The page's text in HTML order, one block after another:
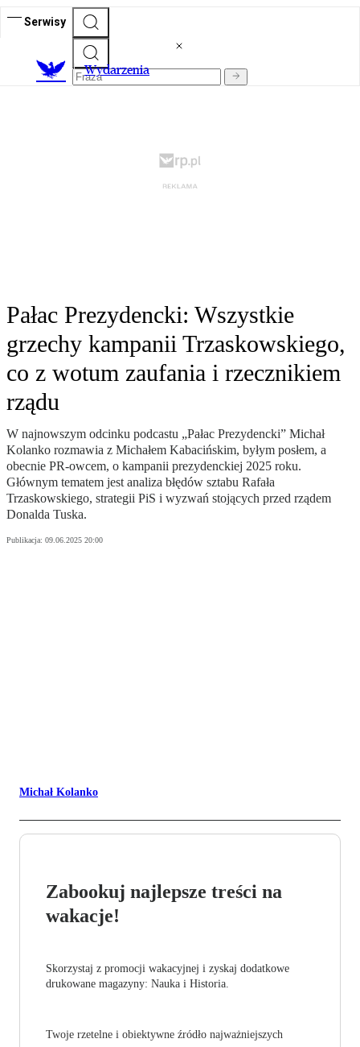
Serwisy
Wydarzenia
Pałac Prezydencki: Wszystkie
grzechy kampanii Trzaskowskiego,
co z wotum zaufania i rzecznikiem
rządu
W najnowszym odcinku podcastu „Pałac Prezydencki” Michał
Kolanko rozmawia z Michałem Kabacińskim, byłym posłem, a
obecnie PR-owcem, o kampanii prezydenckiej 2025 roku.
Głównym tematem jest analiza błędów sztabu Rafała
Trzaskowskiego, strategii PiS i wyzwań stojących przed rządem
Donalda Tuska.
Publikacja: 09.06.2025 20:00
Michał Kolanko
Zabookuj najlepsze treści na
wakacje!
Skorzystaj z promocji wakacyjnej i zyskaj dodatkowe
drukowane magazyny: Nauka i Historia.
Twoje rzetelne i obiektywne źródło najważniejszych